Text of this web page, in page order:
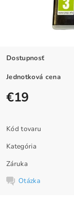
Dostupnosť
Jednotková cena
€19
Kód tovaru
Kategória
Záruka
Otázka